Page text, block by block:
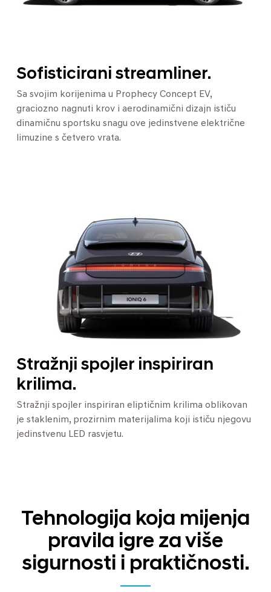
Sofisticirani streamliner.
Sa svojim korijenima u Prophecy Concept EV,
graciozno nagnuti krov i aerodinamični dizajn ističu
dinamičnu sportsku snagu ove jedinstvene električne
limuzine s četvero vrata.
Stražnji spojler inspiriran
krilima.
Stražnji spojler inspiriran eliptičnim krilima oblikovan
je staklenim, prozirnim materijalima koji ističu njegovu
jedinstvenu LED rasvjetu.
Tehnologija koja mijenja
pravila igre za više
sigurnosti i praktičnosti.